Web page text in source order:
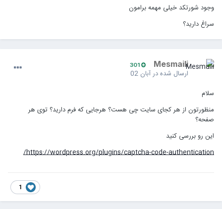
وجود شورتکد خیلی مهمه برامون
سراغ دارید؟
Mesmaili
301
ارسال شده درآبان 02
سلام
منظورتون از هر کجای سایت چی هست؟ هرجایی که فرم دارید؟ توی هر
صفحه؟
این رو بررسی کنید
https://wordpress.org/plugins/captcha-code-authentication/
1